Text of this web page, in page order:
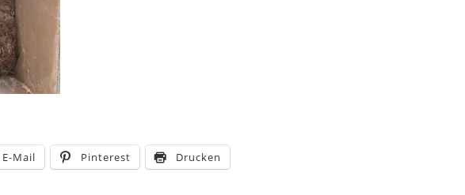
E-Mail Pinterest Drucken